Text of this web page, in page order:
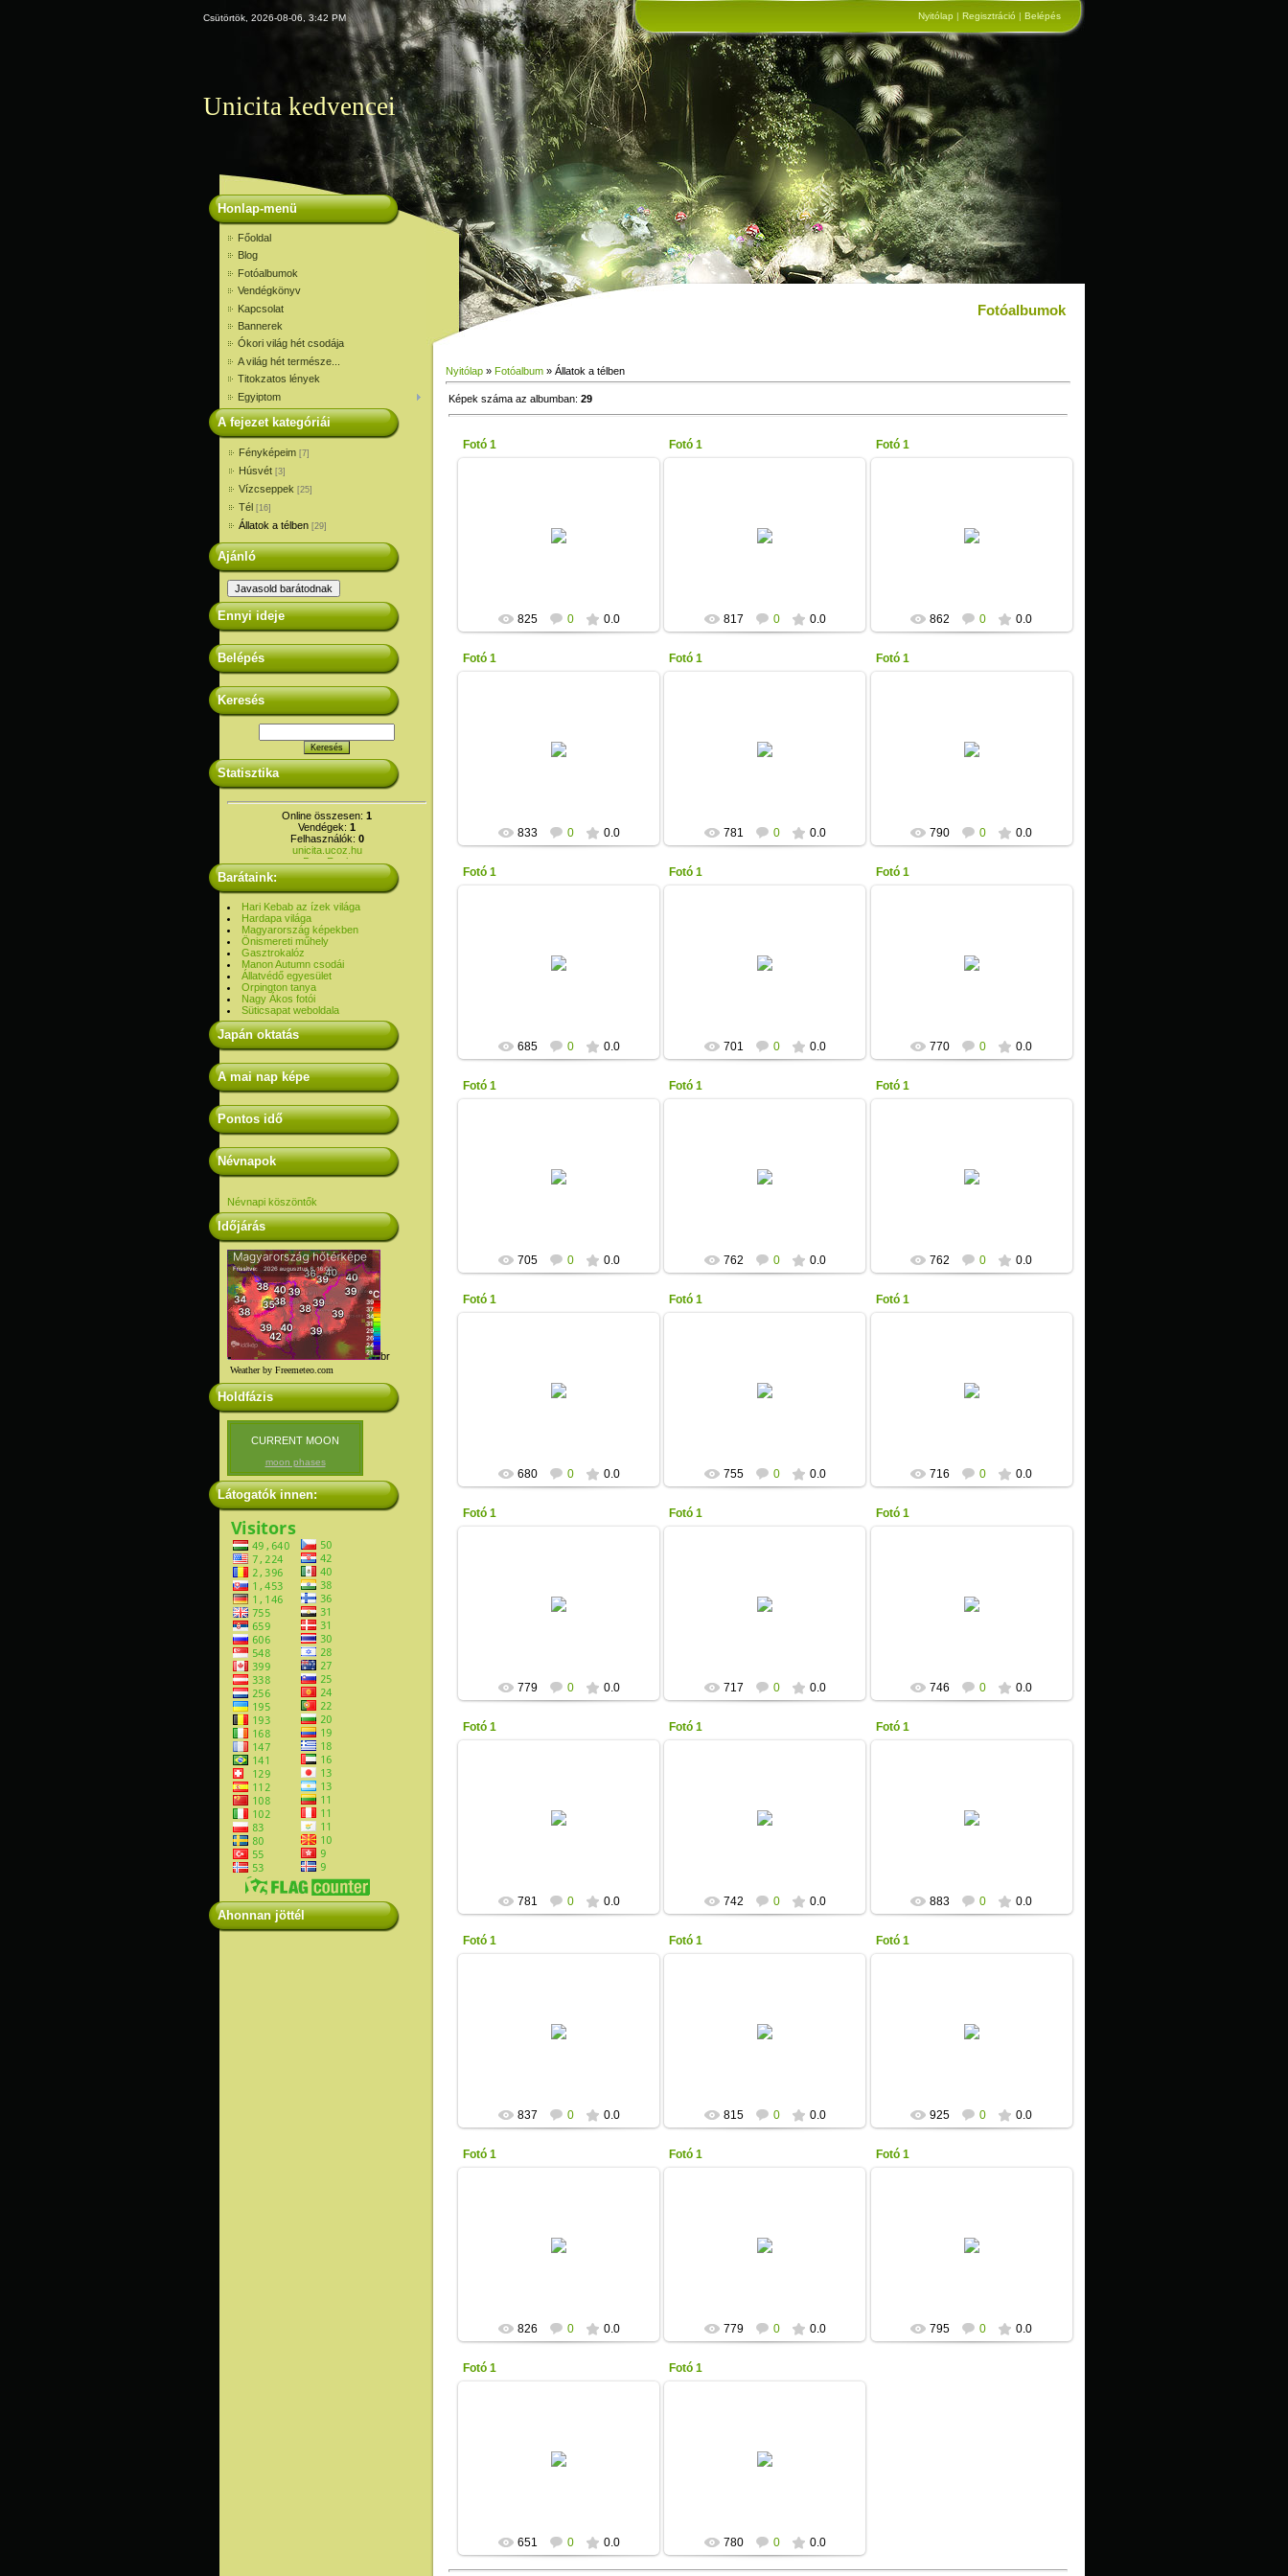
Csütörtök, 2026-08-06, 3:42 PM Nyitólap | Regisztráció | Belépés
Unicita kedvencei
Honlap-menü
Főoldal
Blog
Fotóalbumok
Vendégkönyv
Kapcsolat
Bannerek
Ókori világ hét csodája
A világ hét természe...
Titokzatos lények
Egyiptom
A fejezet kategóriái
Fényképeim [7]
Húsvét [3]
Vízcseppek [25]
Tél [16]
Állatok a télben [29]
Ajánló
Ennyi ideje
Belépés
Keresés
Statisztika
Online összesen: 1
Vendégek: 1
Felhasználók: 0
Barátaink:
Hari Kebab az ízek világa
Hardapa világa
Magyarország képekben
Önismereti műhely
Gasztrokalóz
Manon Autumn csodái
Állatvédő egyesület
Orpington tanya
Nagy Ákos fotói
Süticsapat weboldala
Japán oktatás
A mai nap képe
Pontos idő
Névnapok
Névnapi köszöntők
Időjárás
br
Weather by Freemeteo.com
Holdfázis
CURRENT MOON
moon phases
Látogatók innen:
Ahonnan jöttél
Fotóalbumok
Nyitólap » Fotóalbum » Állatok a télben
Képek száma az albumban: 29
Fotó 1
825 0 0.0
Fotó 1
817 0 0.0
Fotó 1
862 0 0.0
Fotó 1
833 0 0.0
Fotó 1
781 0 0.0
Fotó 1
790 0 0.0
Fotó 1
685 0 0.0
Fotó 1
701 0 0.0
Fotó 1
770 0 0.0
Fotó 1
705 0 0.0
Fotó 1
762 0 0.0
Fotó 1
762 0 0.0
Fotó 1
680 0 0.0
Fotó 1
755 0 0.0
Fotó 1
716 0 0.0
Fotó 1
779 0 0.0
Fotó 1
717 0 0.0
Fotó 1
746 0 0.0
Fotó 1
781 0 0.0
Fotó 1
742 0 0.0
Fotó 1
883 0 0.0
Fotó 1
837 0 0.0
Fotó 1
815 0 0.0
Fotó 1
925 0 0.0
Fotó 1
826 0 0.0
Fotó 1
779 0 0.0
Fotó 1
795 0 0.0
Fotó 1
651 0 0.0
Fotó 1
780 0 0.0